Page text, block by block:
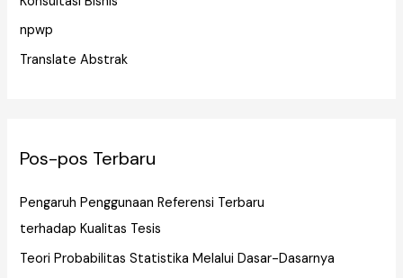
npwp
Translate Abstrak
Pos-pos Terbaru
Pengaruh Penggunaan Referensi Terbaru
terhadap Kualitas Tesis
Teori Probabilitas Statistika Melalui Dasar-Dasarnya